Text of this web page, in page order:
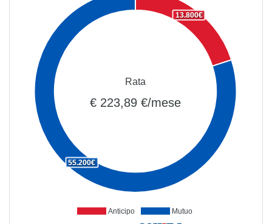
Anticipo Mutuo
13.800€
55.200€
Rata
€ 223,89 €/mese